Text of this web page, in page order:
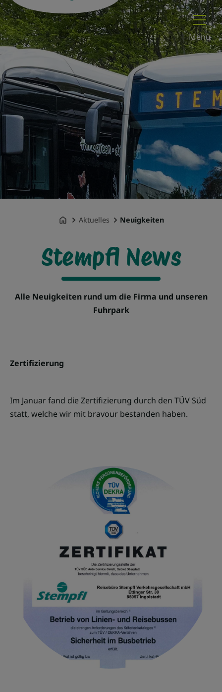
Menü
Neuigkeiten
Aktuelles
Stempfl News
Alle Neuigkeiten rund um die Firma und unseren
Fuhrpark
Zertifizierung
Im Januar fand die Zertifizierung durch den TÜV Süd
statt, welche wir mit bravour bestanden haben.